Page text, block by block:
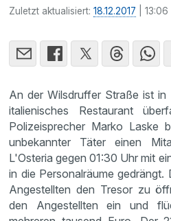
Zuletzt aktualisiert:18.12.2017 |
An der Wilsdruffer Straße ist
italienisches Restaurant
Polizeisprecher Marko Laske
unbekannter Täter einen
L'Osteria gegen 01:30 Uhr mit
in die Personalräume
Angestellten den Tresor zu
den Angestellten ein und